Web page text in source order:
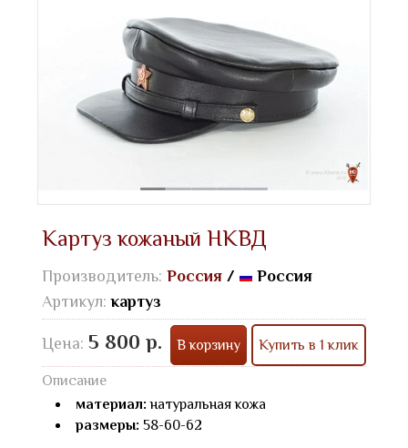
Картуз кожаный НКВД
Производитель: Россия /
Россия
Артикул:картуз
Цена: 5 800 р. В корзину Купить в 1 клик
Описание
материал: натуральная кожа
размеры: 58-60-62